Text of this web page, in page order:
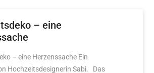
– eine
– eine Herzenssache Ein
Hochzeitsdesignerin Sabi. Das